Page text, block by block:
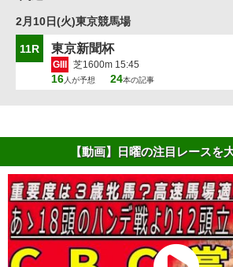
2月10日(火)東京競馬場
11R 東京新聞杯
GIII 芝1600m 15:45
16人が予想 24本の記事
【動画】日曜の注目レースを